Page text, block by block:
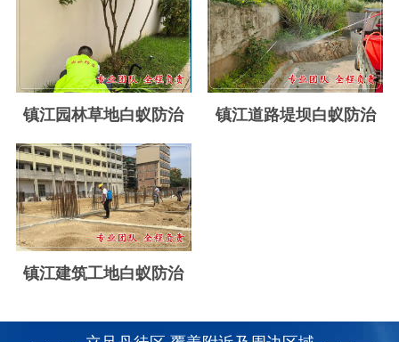
广州白蚁防治
东莞白蚁防治
佛山白蚁防治
深圳白蚁防治
云浮白蚁防治
新兴白蚁防治
镇江园林草地白蚁防治 镇江道路堤坝白蚁防治
镇江建筑工地白蚁防治